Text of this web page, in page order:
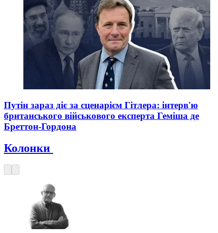
Путін зараз діє за сценарієм Гітлера: інтерв'ю
британського військового експерта Геміша де
Бреттон-Гордона
Колонки